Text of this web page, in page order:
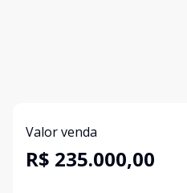
Valor venda
R$ 235.000,00